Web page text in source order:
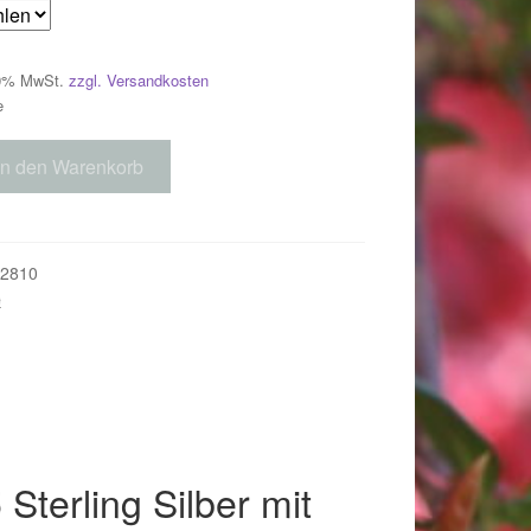
MwSt. zzgl. Versandkosten
den Warenkorb
Silber mit